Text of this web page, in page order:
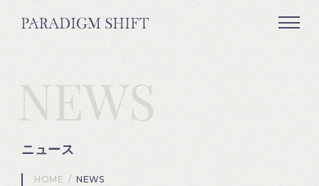
ニュース
HOME / NEWS